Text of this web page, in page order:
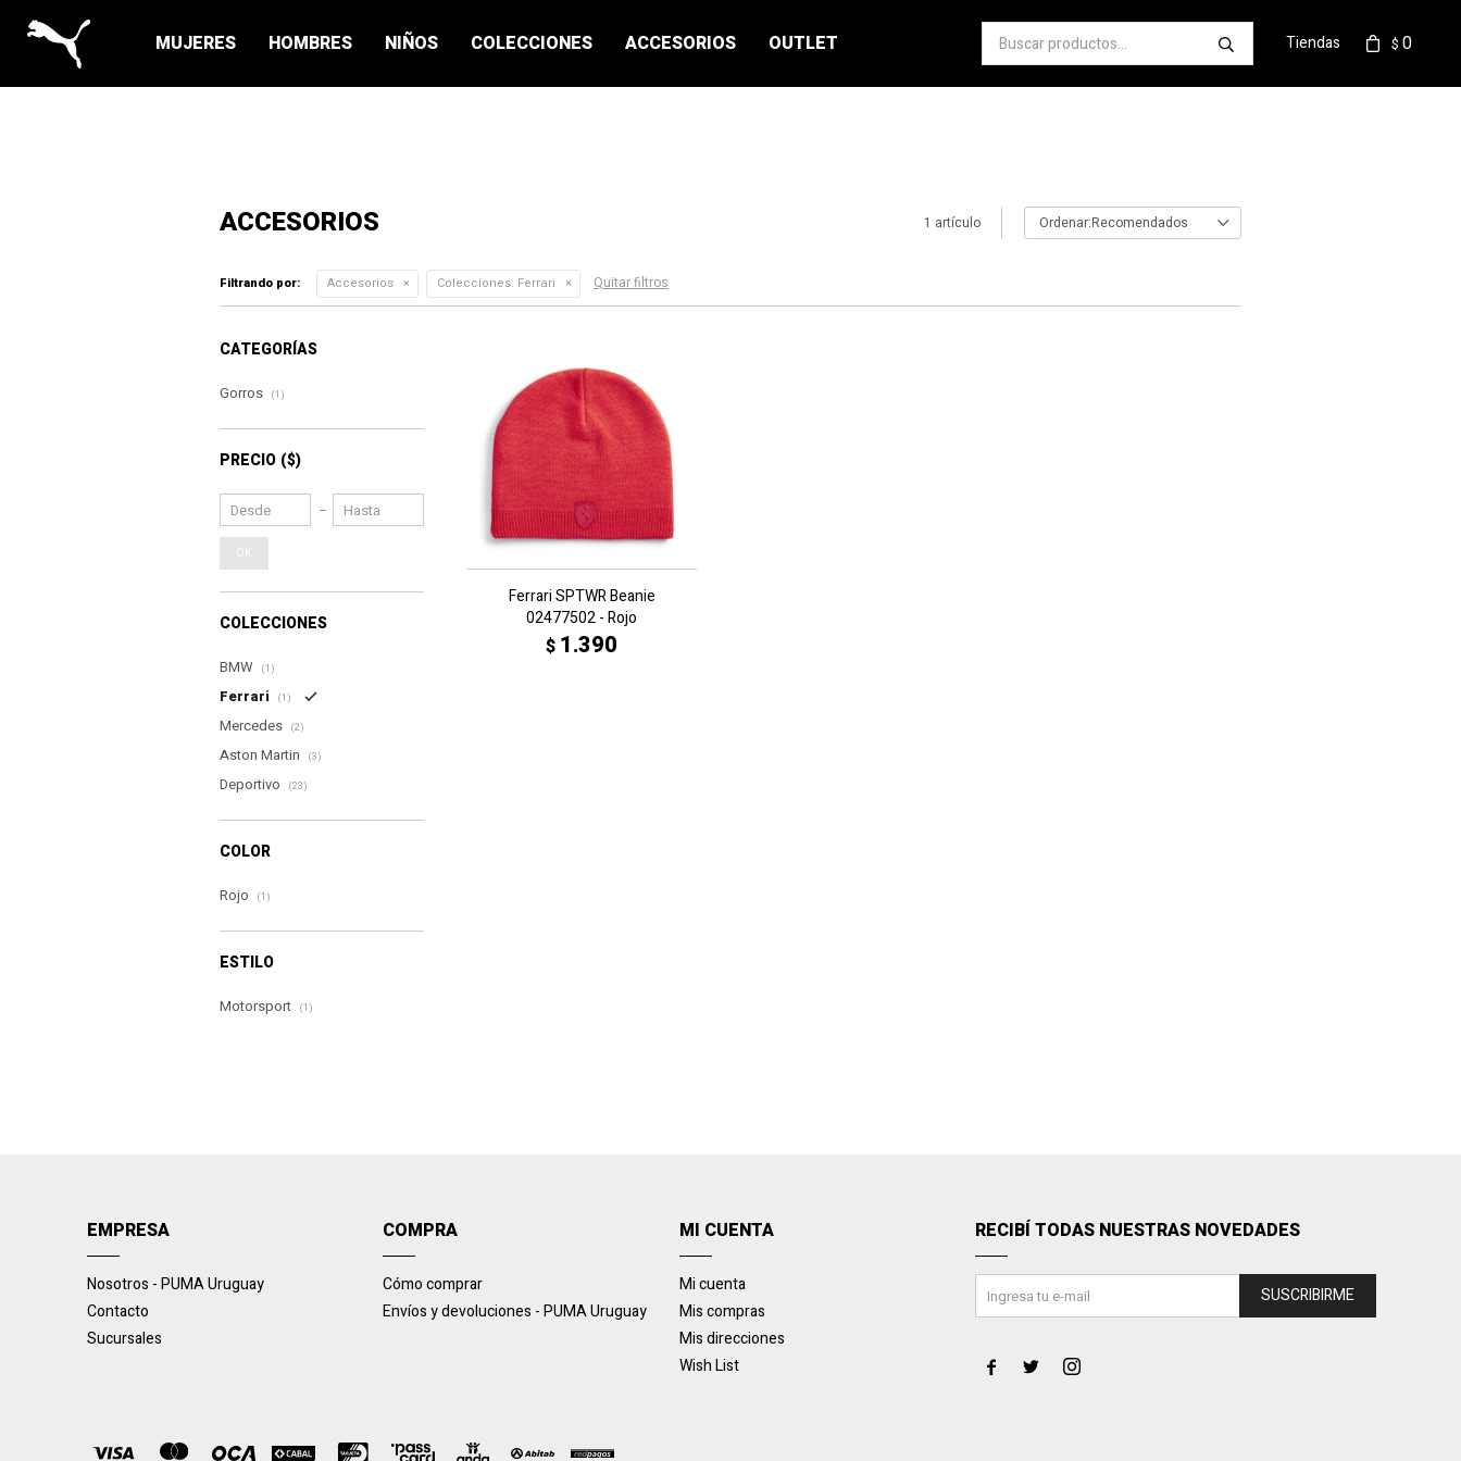
MUJERES HOMBRES NIÑOS COLECCIONES ACCESORIOS OUTLET $ 0
Tiendas
ACCESORIOS 1 artículo Recomendados
Filtrando por: Accesorios Colecciones: Ferrari Quitar filtros
Ferrari SPTWR Beanie
02477502 - Rojo
$ 1.390
CATEGORÍAS
Gorros (1)
PRECIO ($)
OK
COLECCIONES
BMW (1)
Ferrari (1)
Mercedes (2)
Aston Martin (3)
Deportivo (23)
COLOR
Rojo (1)
ESTILO
Motorsport (1)
EMPRESA
Nosotros - PUMA Uruguay
Contacto
Sucursales
COMPRA
Cómo comprar
Envíos y devoluciones - PUMA Uruguay
MI CUENTA
Mi cuenta
Mis compras
Mis direcciones
Wish List
RECIBÍ TODAS NUESTRAS NOVEDADES
SUSCRIBIRME
  